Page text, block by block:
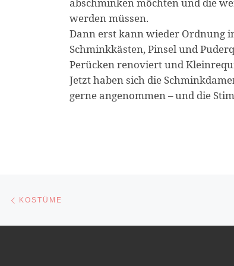
werden müssen.
Dann erst kann wieder Ordnung
Schminkkästen, Pinsel und
Perücken renoviert und
Jetzt haben sich die
gerne angenommen – und die
Beitragsnavigation
KOSTÜME